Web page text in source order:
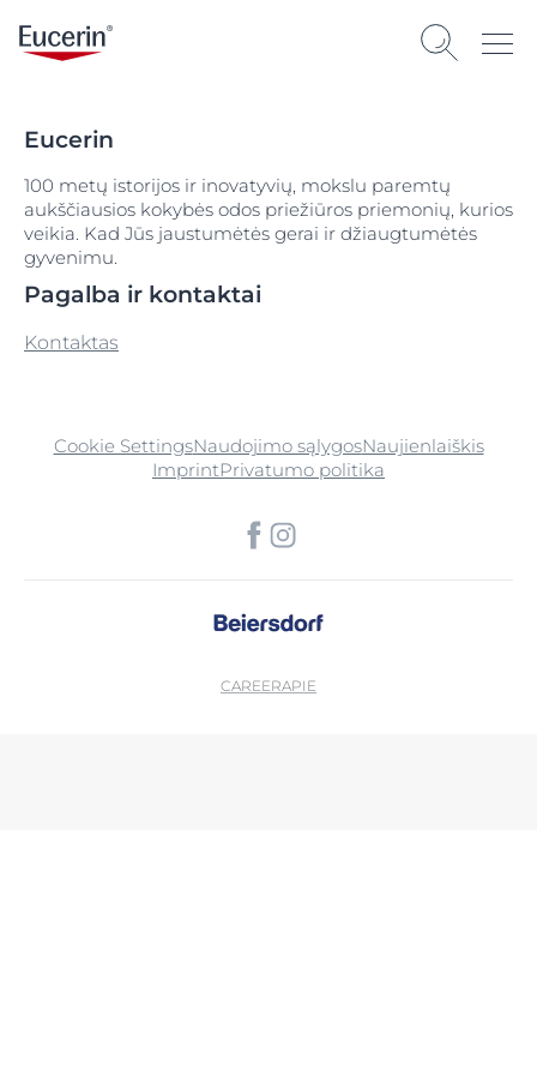
Eucerin
100 metų istorijos ir inovatyvių, mokslu paremtų
aukščiausios kokybės odos priežiūros priemonių, kurios
veikia. Kad Jūs jaustumėtės gerai ir džiaugtumėtės
gyvenimu.
Pagalba ir kontaktai
Kontaktas
Cookie SettingsNaudojimo sąlygosNaujienlaiškis
ImprintPrivatumo politika
CAREERAPIE